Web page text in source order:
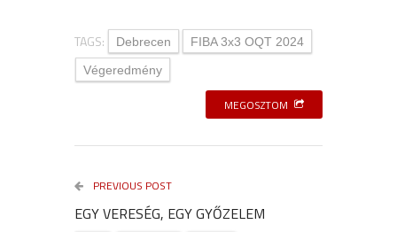
TAGS: Debrecen
FIBA 3x3 OQT 2024
Végeredmény
MEGOSZTOM
PREVIOUS POST
EGY VERESÉG, EGY GYŐZELEM